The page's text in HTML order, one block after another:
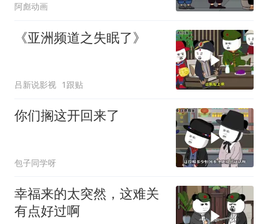
阿彪动画
《亚洲频道之失眠了》
吕新说影视 1跟贴
你们搁这开回来了
包子同学呀
幸福来的太突然，这难关
有点好过啊